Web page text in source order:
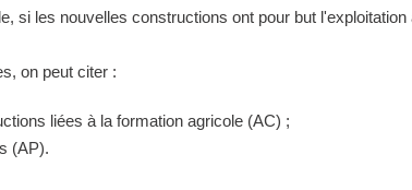
si les nouvelles constructions ont pour but l'exploitation
on peut citer :
liées à la formation agricole (AC) ;
(AP).